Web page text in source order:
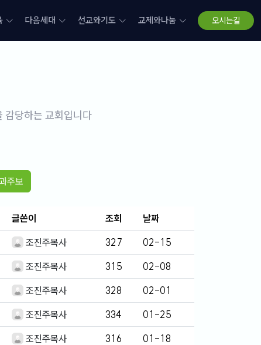
다음세대 선교와기도 교제와나눔 오시는길
감당하는 교회입니다
주보
글쓴이 조회 날짜
조진주목사 327 02-15
조진주목사 315 02-08
조진주목사 328 02-01
조진주목사 334 01-25
조진주목사 316 01-18